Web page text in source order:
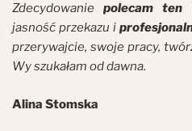
Zdecydowaniepolecam ten
jasność przekazu i
przerywajcie, swoje pracy,
Wy szukałam od dawna.
Alina Stomska